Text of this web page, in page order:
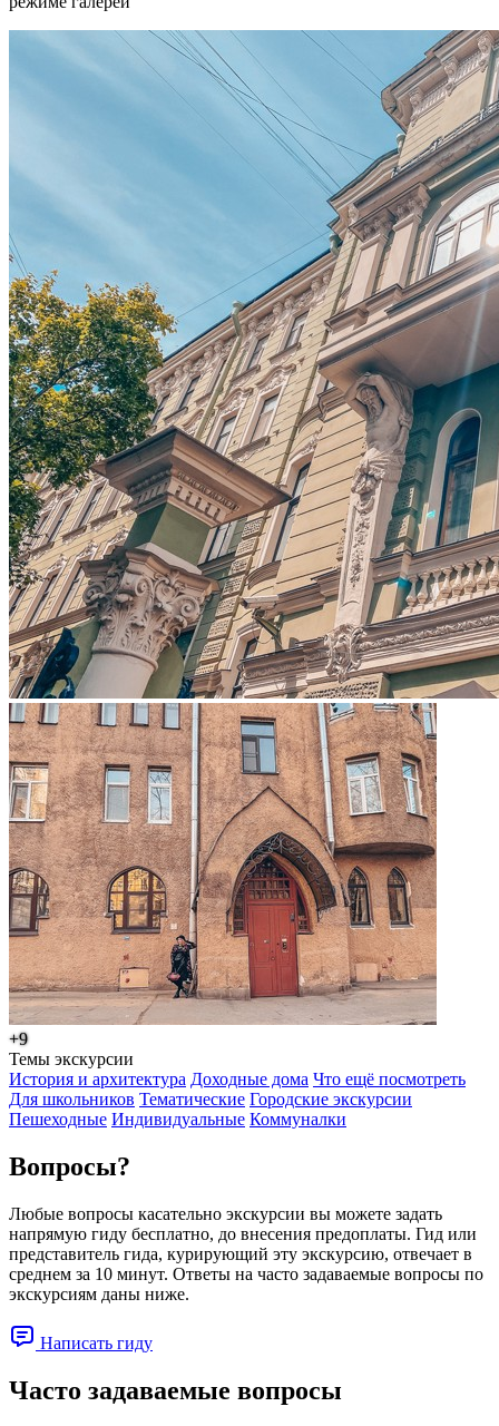
+9
Темы экскурсии
История и архитектура Доходные дома Что ещё посмотреть
Для школьников Тематические Городские экскурсии
Пешеходные Индивидуальные Коммуналки
Вопросы?
Любые вопросы касательно экскурсии вы можете задать
напрямую гиду бесплатно, до внесения предоплаты. Гид или
представитель гида, курирующий эту экскурсию, отвечает в
среднем за 10 минут. Ответы на часто задаваемые вопросы по
экскурсиям даны ниже.
Написать гиду
Часто задаваемые вопросы